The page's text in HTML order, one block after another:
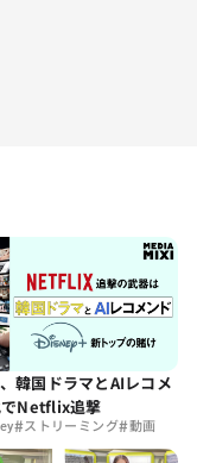
韓国ドラマとAIレコメ
でNetflix追撃
#ストリーミング#動画